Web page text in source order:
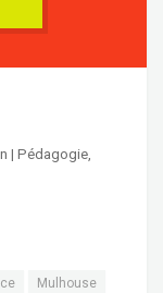
| Pédagogie,
Mulhouse